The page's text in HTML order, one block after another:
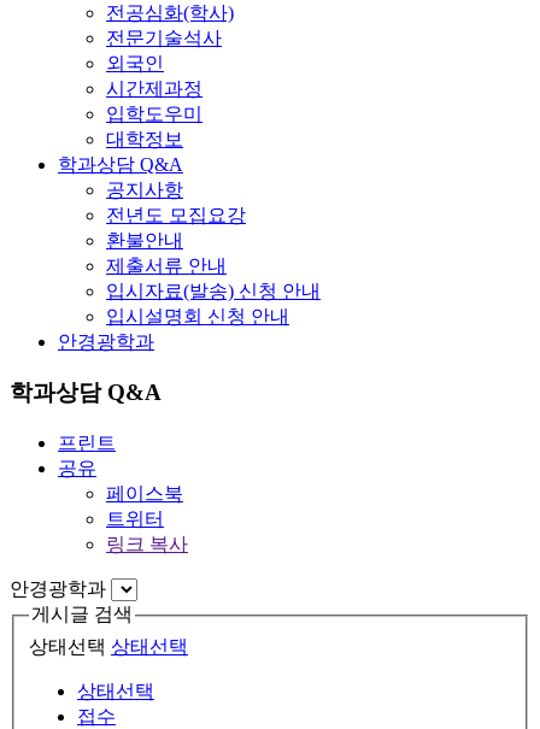
전공심화(학사)
전문기술석사
외국인
시간제과정
입학도우미
대학정보
학과상담 Q&A
공지사항
전년도 모집요강
환불안내
제출서류 안내
입시자료(발송) 신청 안내
입시설명회 신청 안내
안경광학과
학과상담 Q&A
프린트
공유
페이스북
트위터
링크 복사
안경광학과
게시글 검색
상태선택 상태선택
상태선택
접수